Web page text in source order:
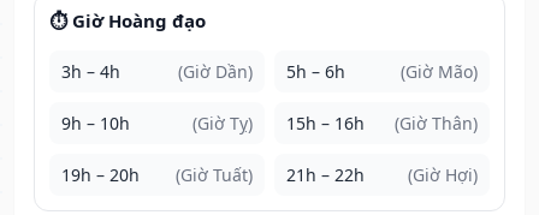
⏱️ Giờ Hoàng đạo
3h – 4h (Giờ Dần) 5h – 6h (Giờ Mão)
9h – 10h (Giờ Tỵ) 15h – 16h (Giờ Thân)
19h – 20h (Giờ Tuất) 21h – 22h (Giờ Hợi)